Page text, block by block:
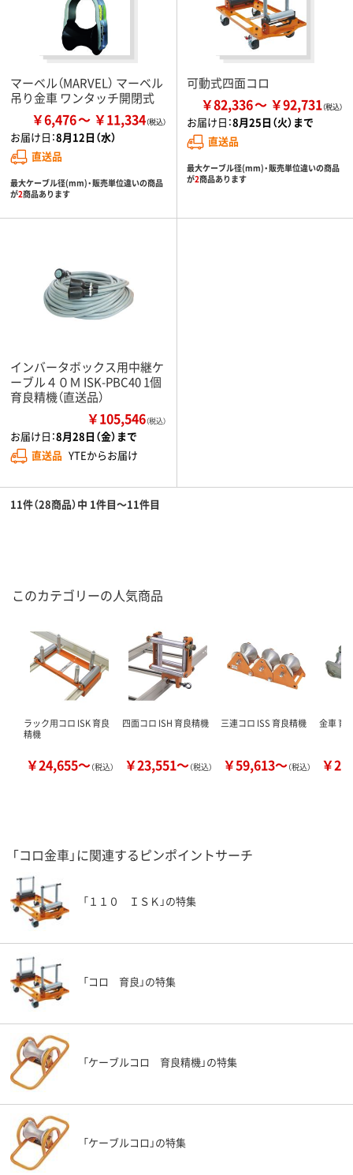
マーベル（MARVEL） マーベル
吊り金車 ワンタッチ開閉式
￥6,476 ￥11,334
お届け日：8月12日（水）
直送品
最大ケーブル径(mm)・販売単位違いの商品
が2商品あります
可動式四面コロ
￥82,336 ￥92,731
お届け日：8月25日（火）まで
直送品
最大ケーブル径(mm)・販売単位違いの商品
が2商品あります
インバータボックス用中継ケ
ーブル４０Ｍ ISK-PBC40 1個
育良精機（直送品）
￥105,546（税込）
お届け日：8月28日（金）まで
直送品 YTEからお届け
11件（28商品）中 1件目～11件目
このカテゴリーの人気商品
ラック用コロ ISK 育良
精機
￥24,655～（税込）
四面コロ ISH 育良精機
￥23,551～（税込）
三連コロ ISS 育良精機
￥59,613～（税込）
金車 育
￥
「コロ金車」に関連するピンポイントサーチ
「１１０ ＩＳＫ」の特集
「コロ 育良」の特集
「ケーブルコロ 育良精機」の特集
「ケーブルコロ」の特集